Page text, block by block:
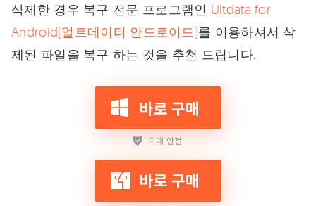
삭제한 경우 복구 전문 프로그램인 Ultdata for
Android(얼트데이터 안드로이드)를 이용하셔서 삭
제된 파일을 복구 하는 것을 추천 드립니다.